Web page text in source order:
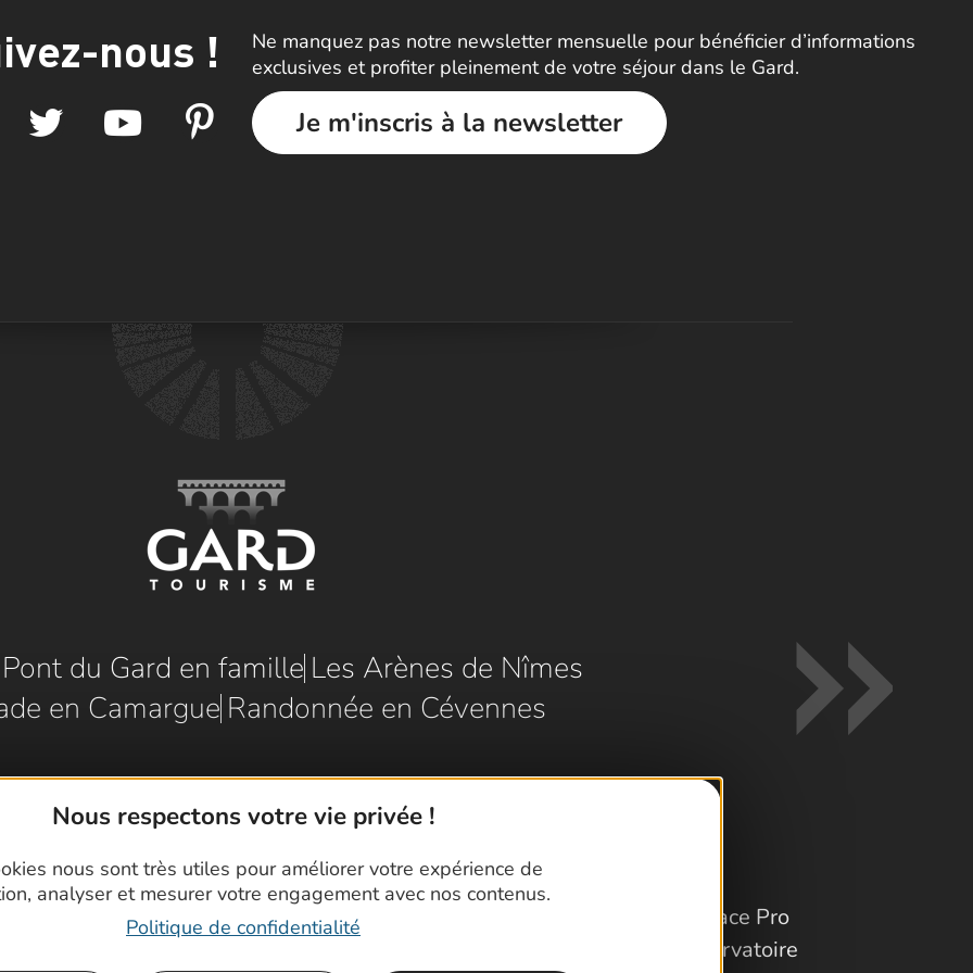
Nous respectons votre vie privée !
nous sont très utiles pour améliorer votre expérience de
analyser et mesurer votre engagement avec nos contenus.
Politique de confidentialité
nous !
Ne manquez pas notre newsletter mensuelle pour bénéficier d’informations
exclusives et profiter pleinement de votre séjour dans le Gard.
Je m'inscris à la newsletter
du Gard en famille Les Arènes de Nîmes
en Camargue Randonnée en Cévennes
Espace Pro
Observatoire